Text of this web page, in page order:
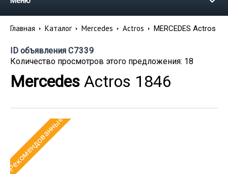
Главная Каталог Mercedes Actros MERCEDES Actros
ID объявления C7339
Количество просмотров этого предложения: 18
Mercedes Actros 1846
Рекомендованные